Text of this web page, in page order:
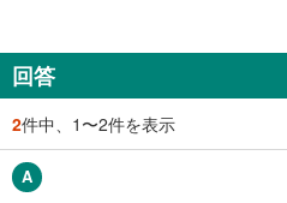
回答
2件中、1〜2件を表示